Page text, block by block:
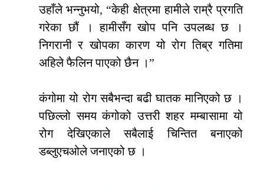
उहाँले भन्नुभयो, “केही क्षेत्रमा हामीले राम्रै प्रगति
गरेका छौं । हामीसँग खोप पनि उपलब्ध छ ।
निगरानी र खोपका कारण यो रोग तिब्र गतिमा
अहिले फैलिन पाएको छैन ।”
कंगोमा यो रोग सबैभन्दा बढी घातक मानिएको छ ।
पछिल्लो समय कंगोको उत्तरी शहर मम्बासामा यो
रोग देखिएकाले सबैलाई चिन्तित बनाएको
डब्लुएचओले जनाएको छ ।